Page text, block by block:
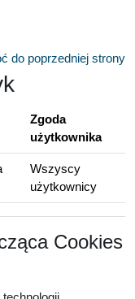
do poprzedniej strony
Zgoda
użytkownika
Wszyscy
użytkownicy
Cookies